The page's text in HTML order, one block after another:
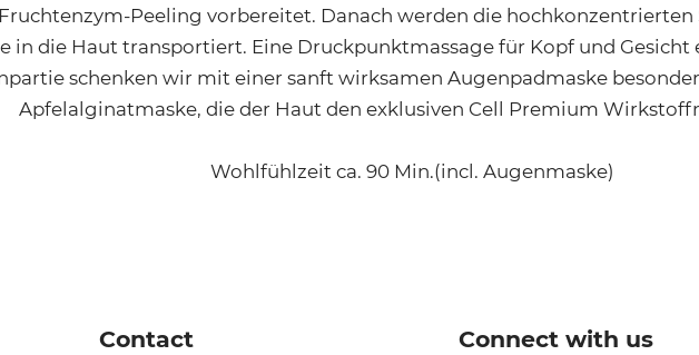
Peeling vorbereitet. Danach werden die
in die Haut transportiert. Eine Druckpunktmassage für Kopf und
schenken wir mit einer sanft wirksamen Augenpadmaske
Apfelalginatmaske, die der Haut den exklusiven Cell Premium
Wohlfühlzeit ca. 90 Min.(incl. Augenmaske)
Contact Connect with us